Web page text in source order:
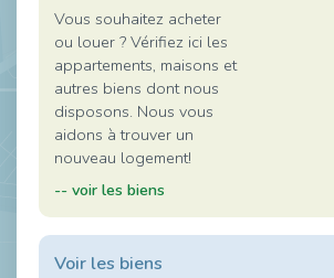
Vous souhaitez acheter
ou louer ? Vérifiez ici les
appartements, maisons et
autres biens dont nous
disposons. Nous vous
aidons à trouver un
nouveau logement!
-- voir les biens
Voir les biens